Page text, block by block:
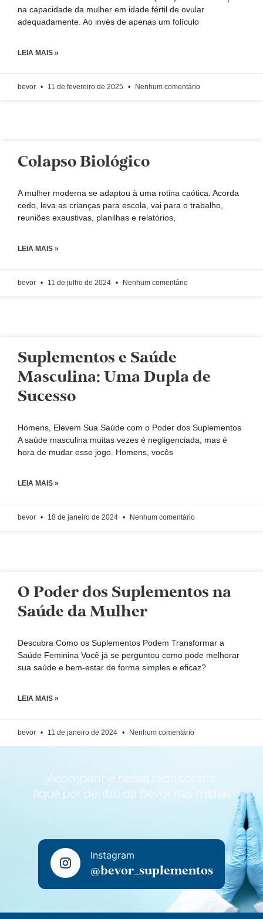
na capacidade da mulher em idade fértil de ovular
adequadamente. Ao invés de apenas um folículo
LEIA MAIS »
bevor 11 de fevereiro de 2025 Nenhum comentário
Colapso Biológico
A mulher moderna se adaptou à uma rotina caótica. Acorda
cedo, leva as crianças para escola, vai para o trabalho,
reuniões exaustivas, planilhas e relatórios,
LEIA MAIS »
bevor 11 de julho de 2024 Nenhum comentário
Suplementos e Saúde
Masculina: Uma Dupla de
Sucesso
Homens, Elevem Sua Saúde com o Poder dos Suplementos
A saúde masculina muitas vezes é negligenciada, mas é
hora de mudar esse jogo. Homens, vocês
LEIA MAIS »
bevor 18 de janeiro de 2024 Nenhum comentário
O Poder dos Suplementos na
Saúde da Mulher
Descubra Como os Suplementos Podem Transformar a
Saúde Feminina Você já se perguntou como pode melhorar
sua saúde e bem-estar de forma simples e eficaz?
LEIA MAIS »
bevor 11 de janeiro de 2024 Nenhum comentário
Acompanhe nossa rede social e
fique por dentro da Bevor nas mídias
Instagram
@bevor_suplementos